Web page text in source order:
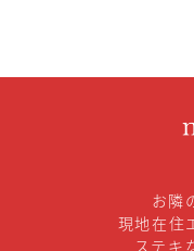
お隣
現地在住
ステキ